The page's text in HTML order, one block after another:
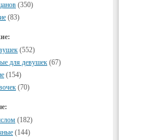
(350)
(83)
(552)
для девушек (67)
(154)
(70)
(182)
(144)